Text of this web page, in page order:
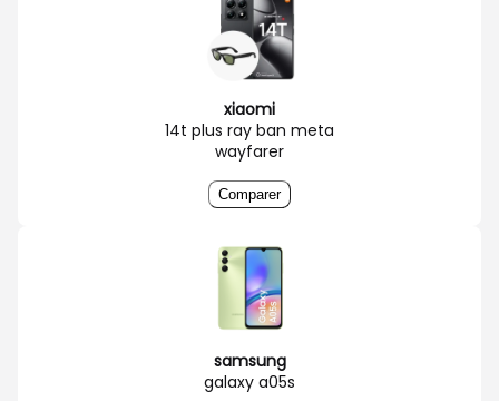
xiaomi
14t plus ray ban meta
wayfarer
Comparer
samsung
galaxy a05s